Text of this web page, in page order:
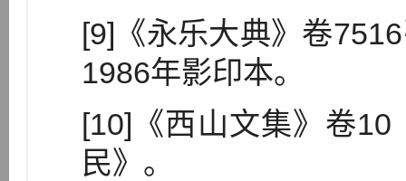
[9]《永乐大典》卷
1986年影印本。
[10]《西山文集》卷
民》。